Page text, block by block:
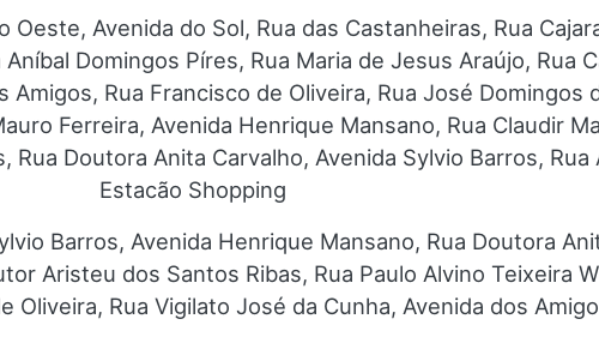
Oeste, Avenida do Sol, Rua das Castanheiras, Rua
Domingos Píres, Rua Maria de Jesus Araújo, Rua
Amigos, Rua Francisco de Oliveira, Rua José Domingos
Ferreira, Avenida Henrique Mansano, Rua Claudir
Rua Doutora Anita Carvalho, Avenida Sylvio Barros,
Estacão Shopping
Barros, Avenida Henrique Mansano, Rua Doutora
Aristeu dos Santos Ribas, Rua Paulo Alvino Teixeira
Oliveira, Rua Vigilato José da Cunha, Avenida dos